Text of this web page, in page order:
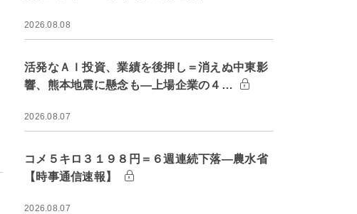
2026.08.08
活発なＡＩ投資、業績を後押し＝消えぬ中東影
響、熊本地震に懸念も―上場企業の４…
2026.08.07
コメ５キロ３１９８円＝６週連続下落―農水省
【時事通信速報】
2026.08.07